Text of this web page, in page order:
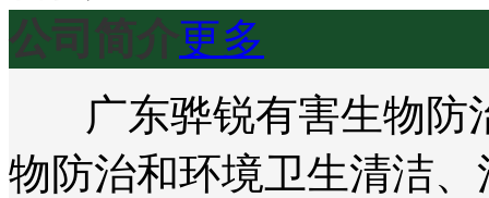
公司简介更多
广东骅锐有害生物防
物防治和环境卫生清洁